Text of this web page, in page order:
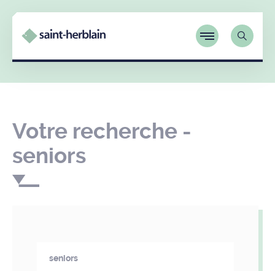
Votre recherche -
seniors